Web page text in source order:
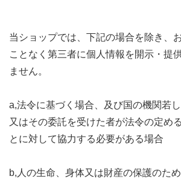
当ショップでは、下記の場合を除き、
ことなく第三者に個人情報を開示・提
ません。
a,法令に基づく場合、及び国の機関若
又はその委託を受けた者が法令の定め
とに対して協力する必要がある場合
b,人の生命、身体又は財産の保護のた